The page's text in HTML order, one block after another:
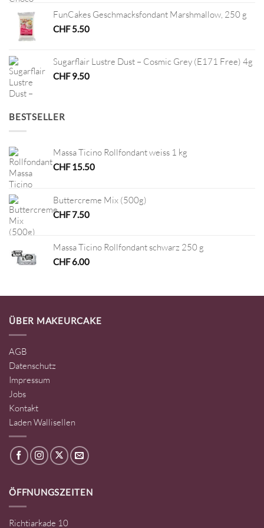
FunCakes Geschmacksfondant Marshmallow, 250 g
CHF5.50
Sugarflair Lustre Dust – Cosmic Grey (E171 Free) 4g
CHF9.50
BESTSELLER
Massa Ticino Rollfondant weiss 1 kg
CHF15.50
Buttercreme Mix (500g)
CHF7.50
Massa Ticino Rollfondant schwarz 250 g
CHF6.00
ÜBER MAKEURCAKE
AGB
Datenschutz
Impressum
Jobs
Kontakt
Laden Wallisellen
ÖFFNUNGSZEITEN
Richtiarkade 10